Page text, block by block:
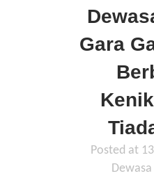
Gara
Posted at
Dewasa